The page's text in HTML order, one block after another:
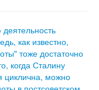
как известно,
тоже достаточно
когда Сталину
циклична, можно